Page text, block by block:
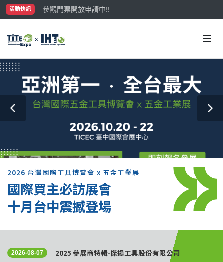
活動快訊
參觀門票開放申請中‼️
最大規模台灣五金展TiTE x IHT，2026/10/20-22與您在臺
2026 台灣國際工具博覽會 x 五金工業展
國際買主必訪展會
十月台中震撼登場
2026-08-07 2025 參展商特輯-傑揚工具股份有限公司